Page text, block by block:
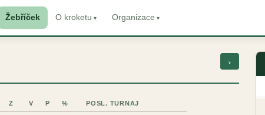
Žebříček O kroketu Organizace
›
Z V P % POSL. TURNAJ